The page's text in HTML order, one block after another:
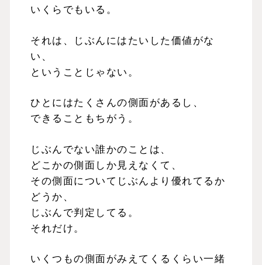
いくらでもいる。
それは、じぶんにはたいした価値がな
い、
ということじゃない。
ひとにはたくさんの側面があるし、
できることもちがう。
じぶんでない誰かのことは、
どこかの側面しか見えなくて、
その側面についてじぶんより優れてるか
どうか、
じぶんで判定してる。
それだけ。
いくつもの側面がみえてくるくらい一緒